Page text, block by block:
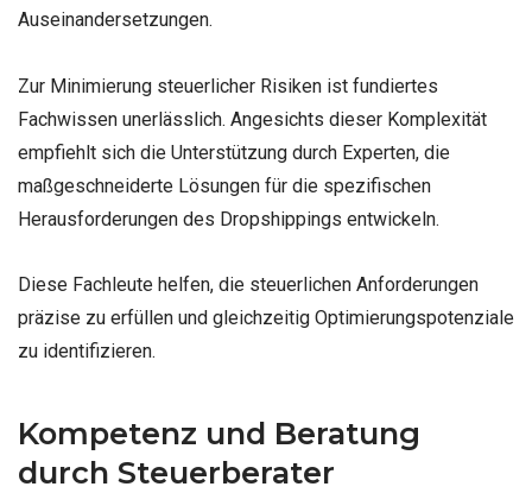
Auseinandersetzungen.
Zur Minimierung steuerlicher Risiken ist fundiertes
Fachwissen unerlässlich. Angesichts dieser Komplexität
empfiehlt sich die Unterstützung durch Experten, die
maßgeschneiderte Lösungen für die spezifischen
Herausforderungen des Dropshippings entwickeln.
Diese Fachleute helfen, die steuerlichen Anforderungen
präzise zu erfüllen und gleichzeitig Optimierungspotenziale
zu identifizieren.
Kompetenz und Beratung
durch Steuerberater